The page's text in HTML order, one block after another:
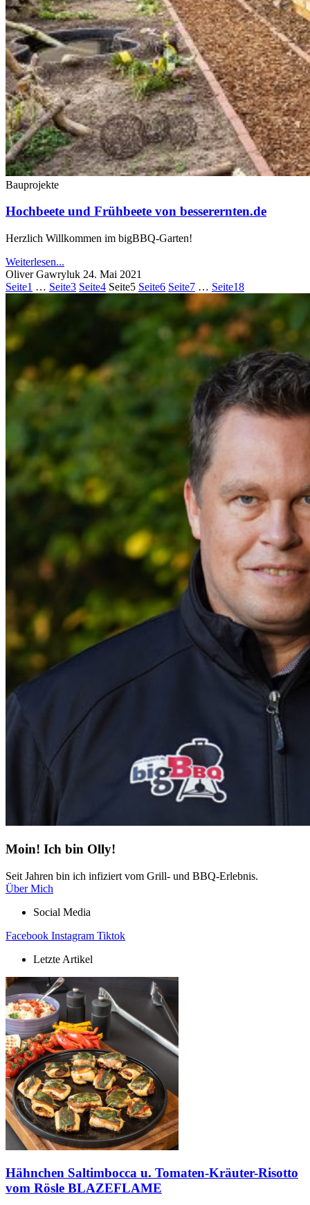
Bauprojekte
Hochbeete und Frühbeete von besserernten.de
Herzlich Willkommen im bigBBQ-Garten!
Weiterlesen...
Oliver Gawryluk 24. Mai 2021
Seite1 … Seite3 Seite4 Seite5 Seite6 Seite7 … Seite18
Moin! Ich bin Olly!
Seit Jahren bin ich infiziert vom Grill- und BBQ-Erlebnis.
Über Mich
Social Media
Facebook Instagram Tiktok
Letzte Artikel
Hähnchen Saltimbocca u. Tomaten-Kräuter-Risotto
vom Rösle BLAZEFLAME